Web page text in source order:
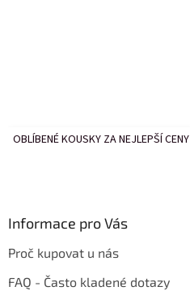
OBLÍBENÉ KOUSKY ZA NEJLEPŠÍ CENY
Informace pro Vás
Proč kupovat u nás
FAQ - Často kladené dotazy